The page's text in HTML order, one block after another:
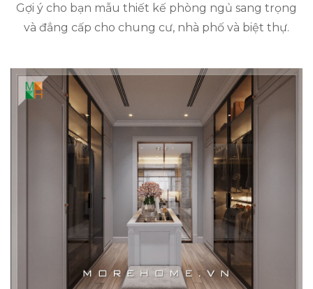
Gợi ý cho bạn mẫu thiết kế phòng ngủ sang trọng
và đẳng cấp cho chung cư, nhà phố và biệt thự.